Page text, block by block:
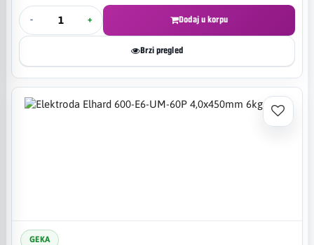
- + Dodaj u korpu
Brzi pregled
GEKA